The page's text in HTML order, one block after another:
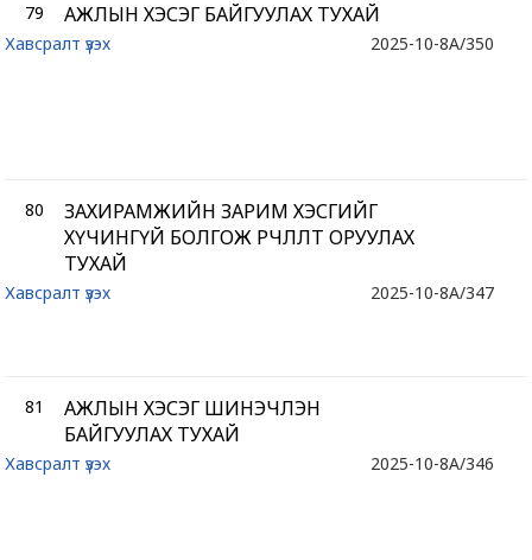
79 АЖЛЫН ХЭСЭГ БАЙГУУЛАХ ТУХАЙ
2025-10-8A/350
Хавсралт үзэх
80
ЗАХИРАМЖИЙН ЗАРИМ ХЭСГИЙГ
ХҮЧИНГҮЙ БОЛГОЖ ӨӨРЧЛӨЛТ ОРУУЛАХ
ТУХАЙ
2025-10-8A/347
Хавсралт үзэх
81
АЖЛЫН ХЭСЭГ ШИНЭЧЛЭН
БАЙГУУЛАХ ТУХАЙ
2025-10-8A/346
Хавсралт үзэх